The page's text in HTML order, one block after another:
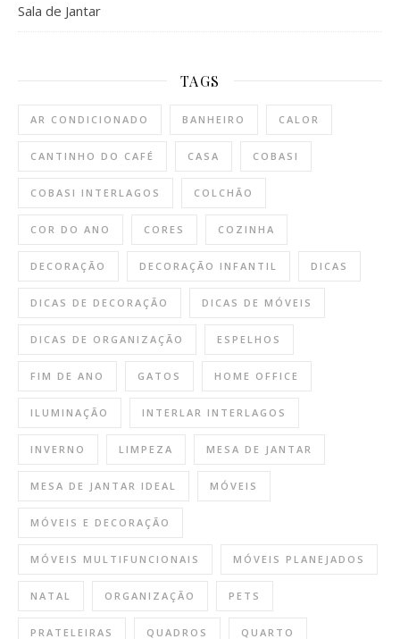
Sala de Jantar
TAGS
AR CONDICIONADO BANHEIRO CALOR
CANTINHO DO CAFÉ CASA COBASI
COBASI INTERLAGOS COLCHÃO
COR DO ANO CORES COZINHA
DECORAÇÃO DECORAÇÃO INFANTIL DICAS
DICAS DE DECORAÇÃO DICAS DE MÓVEIS
DICAS DE ORGANIZAÇÃO ESPELHOS
FIM DE ANO GATOS HOME OFFICE
ILUMINAÇÃO INTERLAR INTERLAGOS
INVERNO LIMPEZA MESA DE JANTAR
MESA DE JANTAR IDEAL MÓVEIS
MÓVEIS E DECORAÇÃO
MÓVEIS MULTIFUNCIONAIS MÓVEIS PLANEJADOS
NATAL ORGANIZAÇÃO PETS
PRATELEIRAS QUADROS QUARTO